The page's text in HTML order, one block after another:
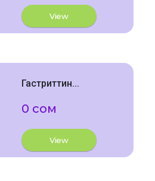
View
Гастриттин...
0 сом
View